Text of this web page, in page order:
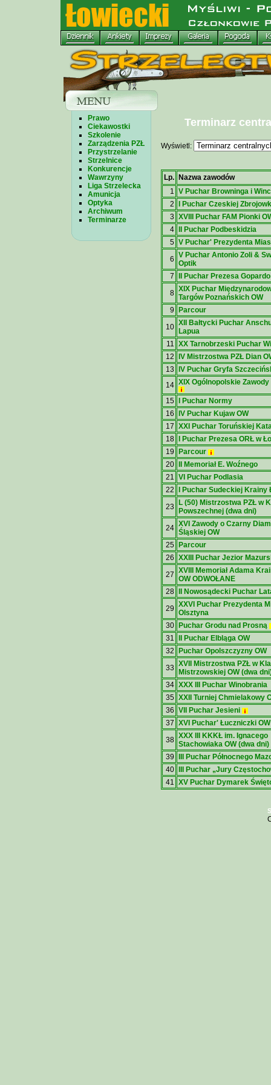
Prawo
Ciekawostki
Szkolenie
Zarządzenia PZŁ
Przystrzelanie
Strzelnice
Konkurencje
Wawrzyny
Liga Strzelecka
Amunicja
Optyka
Archiwum
Terminarze
Terminarz
Wyświetl:
Lp.
Nazwa zawodów
1 V Puchar Browninga i
2
I Puchar Czeskiej
3 XVIII Puchar FAM Pionki
4
II Puchar Podbeskidzia
5 V Puchar' Prezydenta
6 V Puchar Antonio Zoli &
Optik
7
II Puchar Prezesa
8 XIX Puchar
Targów Poznańskich OW
9
Parcour
10 XII Bałtycki Puchar
Lapua
11 XX Tarnobrzeski Puchar
12
IV Mistrzostwa PZŁ Dian
13
IV Puchar Gryfa
14 XIX Ogólnopolskie
15
I Puchar Normy
16
IV Puchar KujawOW
17 XXI Puchar Toruńskiej
18
I Puchar Prezesa ORŁ w
19
Parcour
20
II Memoriał E. Woźnego
21 VI Puchar Podlasia
22
I Puchar Sudeckiej Krainy
23
L (50) Mistrzostwa PZŁ w
Powszechnej(dwa dni)
24 XVI Zawody o Czarny
Śląskiej OW
25
Parcour
26 XXIII Puchar Jezior
27 XVIII Memoriał Adama
OWODWOŁANE
28
II Nowosądecki Puchar
29 XXVI Puchar Prezydenta
Olsztyna
30
Puchar Grodu nad Prosną
31
II Puchar Elbląga OW
32
Puchar Opolszczyzny OW
33 XVII Mistrzostwa PZŁ w
Mistrzowskiej OW(dwa
34 XXX III Puchar Winobrania
35 XXII Turniej Chmielakowy
36 VII Puchar Jesieni
37 XVI Puchar' Łuczniczki OW
38 XXX III KKKŁ im. Ignacego
Stachowiaka OW(dwa dni)
39
III Puchar Północnego
40
III Puchar „Jury
41 XV Puchar Dymarek